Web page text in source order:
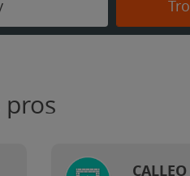
pros
CALLEO